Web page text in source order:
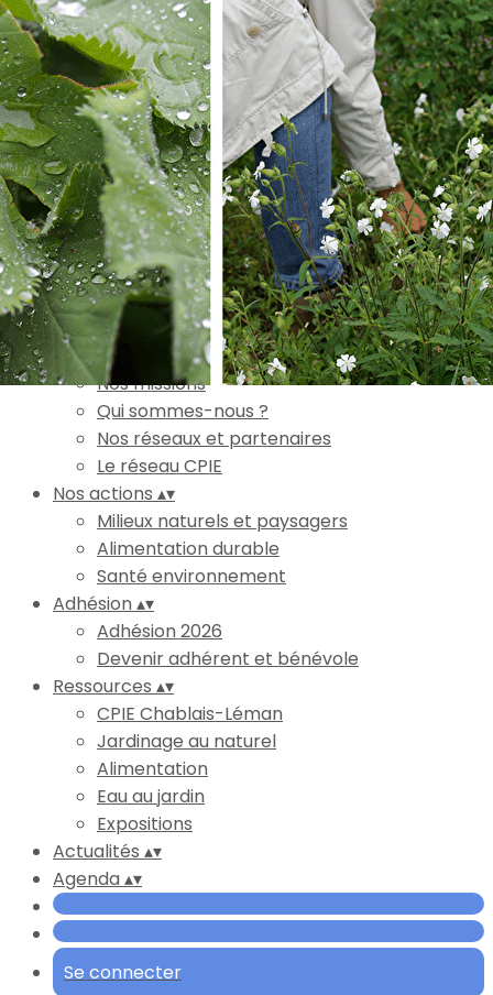
Exporter les lignes sélectionnées
Exporter toutes les colonnes
Exporter uniquement les colonnes affichées
Menu
Ajoutez un logo, un bouton, des réseaux sociaux
Cliquez pour éditer
Accueil▴
L'association
▴▾
Nos missions
Qui sommes-nous ?
Nos réseaux et partenaires
Le réseau CPIE
Nos actions ▴▾
Milieux naturels et paysagers
Alimentation durable
Santé environnement
Adhésion▴▾
Adhésion 2026
Devenir adhérent et bénévole
Ressources ▴▾
CPIE Chablais-Léman
Jardinage au naturel
Alimentation
Eau au jardin
Expositions
Actualités ▴▾
Agenda▴▾
Se connecter